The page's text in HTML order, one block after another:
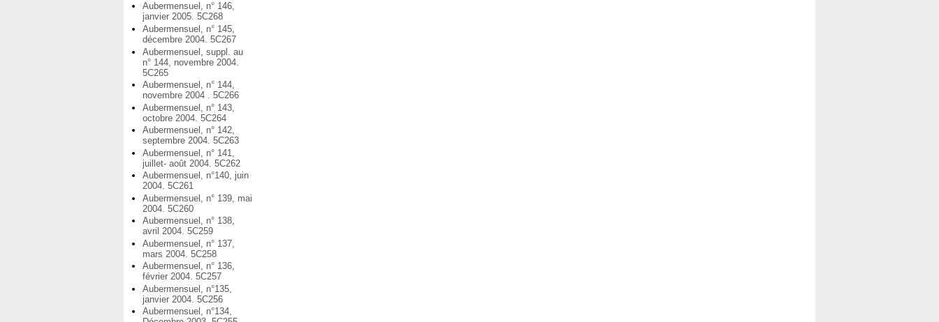
Aubermensuel, n° 146,
janvier 2005. 5C268
Aubermensuel, n° 145,
décembre 2004. 5C267
Aubermensuel, suppl. au
n° 144, novembre 2004.
5C265
Aubermensuel, n° 144,
novembre 2004 . 5C266
Aubermensuel, n° 143,
octobre 2004. 5C264
Aubermensuel, n° 142,
septembre 2004. 5C263
Aubermensuel, n° 141,
juillet- août 2004. 5C262
Aubermensuel, n°140, juin
2004. 5C261
Aubermensuel, n° 139, mai
2004. 5C260
Aubermensuel, n° 138,
avril 2004. 5C259
Aubermensuel, n° 137,
mars 2004. 5C258
Aubermensuel, n° 136,
février 2004. 5C257
Aubermensuel, n°135,
janvier 2004. 5C256
Aubermensuel, n°134,